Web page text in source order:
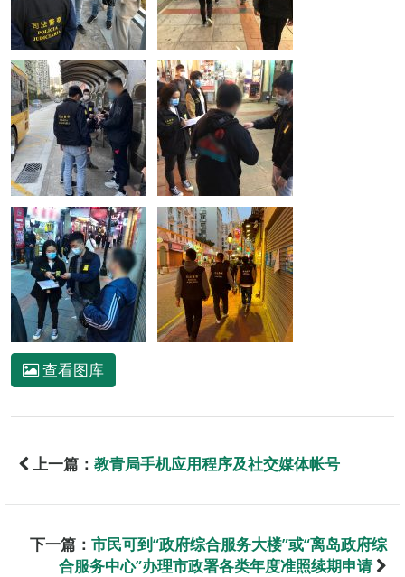
查看图库
上一篇： 教青局手机应用程序及社交媒体帐号
下一篇： 市民可到“政府综合服务大楼”或“离岛政府综
合服务中心”办理市政署各类年度准照续期申请